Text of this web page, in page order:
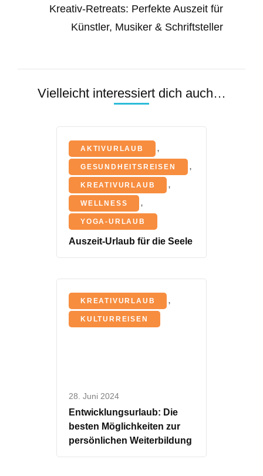
Kreativ-Retreats: Perfekte Auszeit für
Künstler, Musiker & Schriftsteller
Vielleicht interessiert dich auch…
AKTIVURLAUB ,
GESUNDHEITSREISEN ,
KREATIVURLAUB ,
WELLNESS ,
YOGA-URLAUB
23. September 2023
Auszeit-Urlaub für die Seele
KREATIVURLAUB ,
KULTURREISEN
28. Juni 2024
Entwicklungsurlaub: Die
besten Möglichkeiten zur
persönlichen Weiterbildung